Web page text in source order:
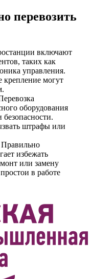
перевозить
включают
таких как
управления.
могут
оборудования
штрафы или
Правильно
избежать
или замену
в работе